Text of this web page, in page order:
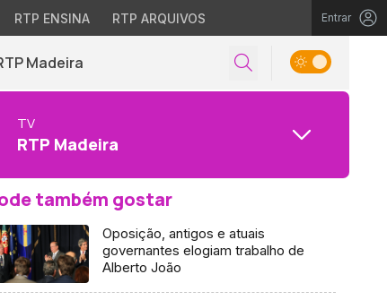
RTP ENSINA RTP ARQUIVOS Entrar
Madeira
TV
RTP Madeira
também gostar
Oposição, antigos e atuais
governantes elogiam trabalho de
Alberto João